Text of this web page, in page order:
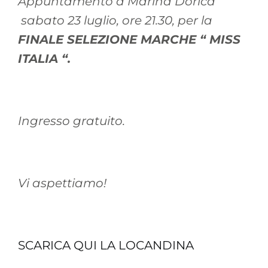
sabato 23 luglio, ore 21.30, per la
FINALE SELEZIONE MARCHE “ MISS
ITALIA “.
Ingresso gratuito.
Vi aspettiamo!
SCARICA QUI LA LOCANDINA